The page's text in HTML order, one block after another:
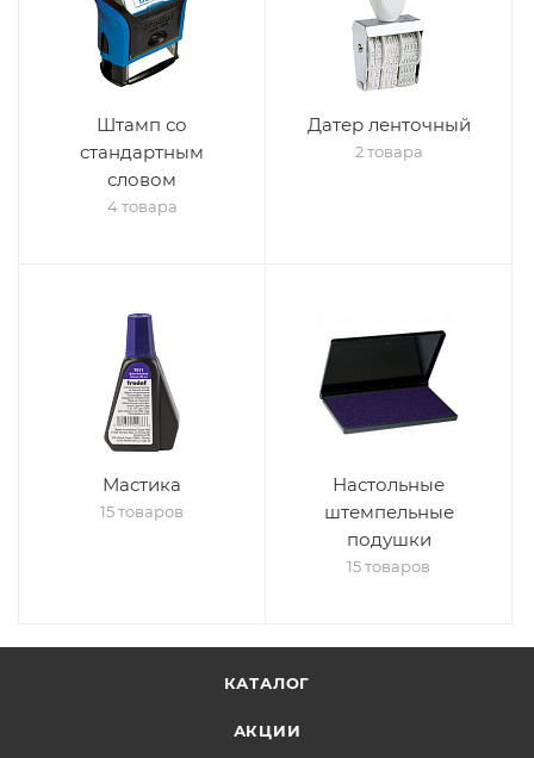
Штамп со
стандартным
словом
4 товара
Датер ленточный
2 товара
Мастика
15 товаров
Настольные
штемпельные
подушки
15 товаров
КАТАЛОГ
АКЦИИ